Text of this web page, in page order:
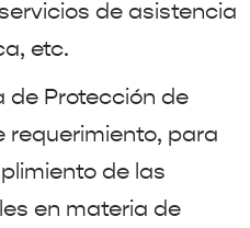
de asistencia
etc.
de Protección de
requerimiento, para
de las
en materia de